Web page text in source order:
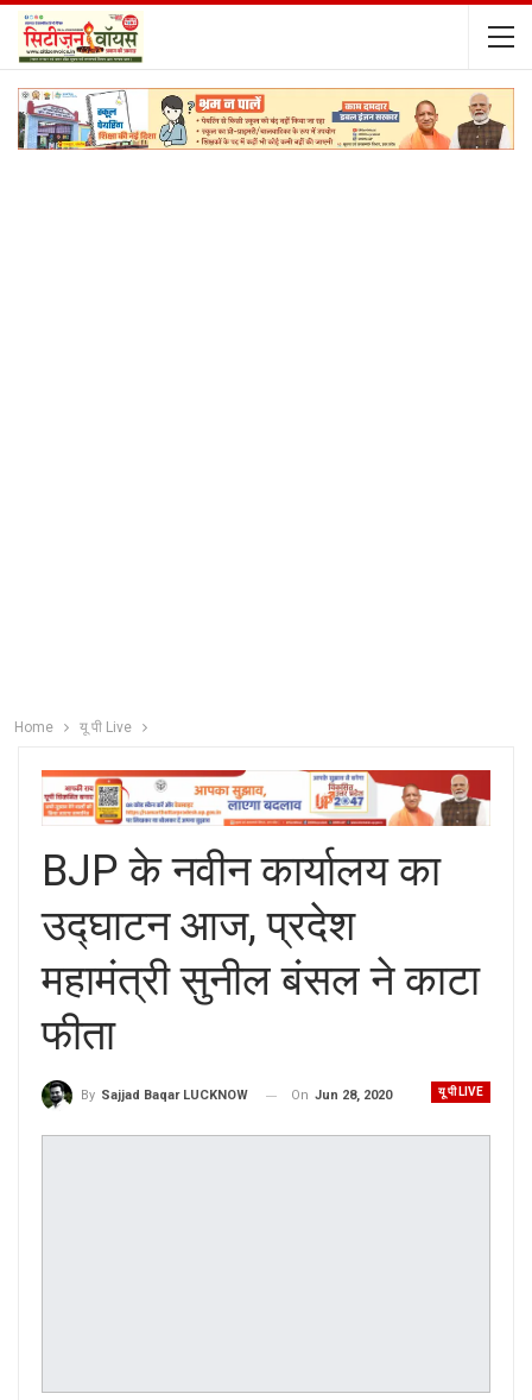
Home यू पी Live
BJP के नवीन कार्यालय का
उद्घाटन आज, प्रदेश
महामंत्री सुनील बंसल ने काटा
फीता
यू पी LIVE
By Sajjad Baqar LUCKNOW On Jun 28, 2020